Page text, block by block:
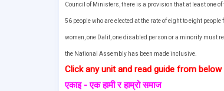
Council of Ministers, there is a provision that at least one
56 people who are elected at the rate of eight to eight
women, one Dalit, one disabled person or a minority must
the National Assembly has been made inclusive.
Click any unit and read guide from below
एकाइ - एक हामी र हाम्रो समाज